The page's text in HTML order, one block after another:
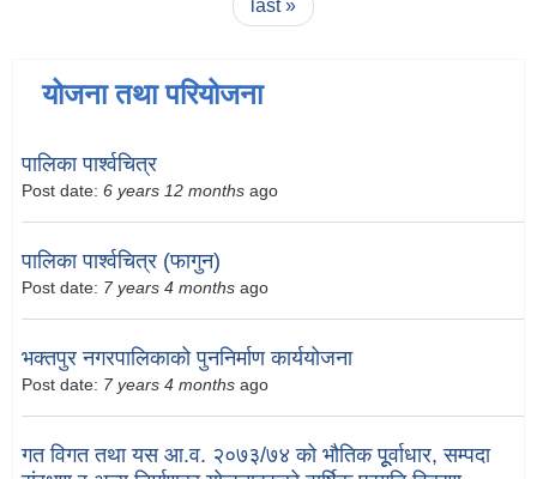
last »
योजना तथा परियोजना
पालिका पार्श्वचित्र
Post date: 6 years 12 months ago
पालिका पार्श्वचित्र (फागुन)
Post date: 7 years 4 months ago
भक्तपुर नगरपालिकाको पुननिर्माण कार्ययोजना
Post date: 7 years 4 months ago
गत विगत तथा यस आ.व. २०७३/७४ को भौतिक पूूर्वाधार, सम्पदा